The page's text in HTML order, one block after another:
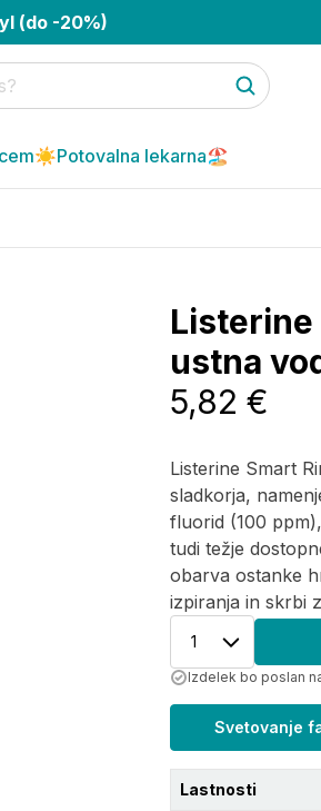
(do -20%)
Potovalna lekarna🏖️
Listerine
ustna
Listerine Smart
sladkorja,
fluorid (100
tudi težje
obarva ostanke
izpiranja in skrbi
5,82 €
1
Izdelek bo poslan
Svetovanje
Lastnosti